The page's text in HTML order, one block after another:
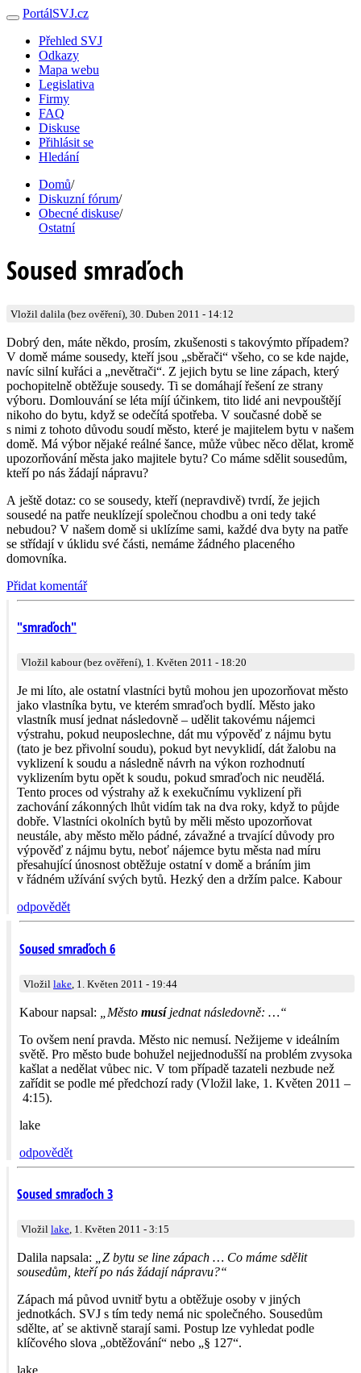
PortálSVJ.cz
Přehled SVJ
Odkazy
Mapa webu
Legislativa
Firmy
FAQ
Diskuse
Přihlásit se
Hledání
Domů/
Diskuzní fórum/
Obecné diskuse/
Ostatní
Soused smraďoch
Vložil dalila (bez ověření), 30. Duben 2011 - 14:12
Dobrý den, máte někdo, prosím, zkušenosti s takovýmto případem?
V domě máme sousedy, kteří jsou „sběrači“ všeho, co se kde najde,
navíc silní kuřáci a „nevětrači“. Z jejich bytu se line zápach, který
pochopitelně obtěžuje sousedy. Ti se domáhají řešení ze strany
výboru. Domlouvání se léta míjí účinkem, tito lidé ani nevpouštějí
nikoho do bytu, když se odečítá spotřeba. V současné době se
s nimi z tohoto důvodu soudí město, které je majitelem bytu v našem
domě. Má výbor nějaké reálné šance, může vůbec něco dělat, kromě
upozorňování města jako majitele bytu? Co máme sdělit sousedům,
kteří po nás žádají nápravu?
A ještě dotaz: co se sousedy, kteří (nepravdivě) tvrdí, že jejich
sousedé na patře neuklízejí společnou chodbu a oni tedy také
nebudou? V našem domě si uklízíme sami, každé dva byty na patře
se střídají v úklidu své části, nemáme žádného placeného
domovníka.
Přidat komentář
"smraďoch"
Vložil kabour (bez ověření), 1. Květen 2011 - 18:20
Je mi líto, ale ostatní vlastníci bytů mohou jen upozorňovat město
jako vlastníka bytu, ve kterém smraďoch bydlí. Město jako
vlastník musí jednat následovně – udělit takovému nájemci
výstrahu, pokud neuposlechne, dát mu výpověď z nájmu bytu
(tato je bez přivolní soudu), pokud byt nevyklidí, dát žalobu na
vyklizení k soudu a následně návrh na výkon rozhodnutí
vyklizením bytu opět k soudu, pokud smraďoch nic neudělá.
Tento proces od výstrahy až k exekučnímu vyklizení při
zachování zákonných lhůt vidím tak na dva roky, když to půjde
dobře. Vlastníci okolních bytů by měli město upozorňovat
neustále, aby město mělo pádné, závažné a trvající důvody pro
výpověď z nájmu bytu, neboť nájemce bytu města nad míru
přesahující únosnost obtěžuje ostatní v domě a bráním jim
v řádném užívání svých bytů. Hezký den a držím palce. Kabour
odpovědět
Soused smraďoch 6
Vložil lake , 1. Květen 2011 - 19:44
Kabour napsal: „Město musíjednat následovně: …“
To ovšem není pravda. Město nic nemusí. Nežijeme v ideálním
světě. Pro město bude bohužel nejjednodušší na problém zvysoka
kašlat a nedělat vůbec nic. V tom případě tazateli nezbude než
zařídit se podle mé předchozí rady (Vložil lake, 1. Květen 2011 –
4:15).
lake
odpovědět
Soused smraďoch 3
Vložil lake, 1. Květen 2011 - 3:15
Dalila napsala: „Z bytu se line zápach … Co máme sdělit
sousedům, kteří po nás žádají nápravu?“
Zápach má původ uvnitř bytu a obtěžuje osoby v jiných
jednotkách. SVJ s tím tedy nemá nic společného. Sousedům
sdělte, ať se aktivně starají sami. Postup lze vyhledat podle
klíčového slova „obtěžování“ nebo „§ 127“.